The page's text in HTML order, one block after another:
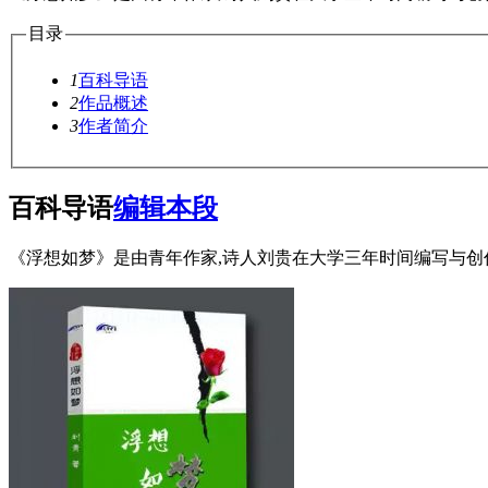
目录
1百科导语
2作品概述
3作者简介
百科导语编辑本段
《浮想如梦》是由青年作家,诗人刘贵在大学三年时间编写与创